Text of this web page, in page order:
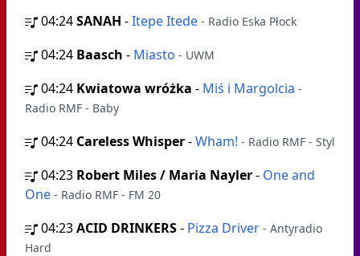
04:24SANAH -Itepe Itede - Radio Eska Płock
04:24 Baasch - Miasto - UWM
04:24 Kwiatowa wróżka - Miś i Margolcia -
Radio RMF - Baby
04:24 Careless Whisper-Wham! - Radio RMF - Styl
04:23 Robert Miles / Maria Nayler- One and
One - Radio RMF - FM 20
04:23ACID DRINKERS- Pizza Driver - Antyradio
Hard